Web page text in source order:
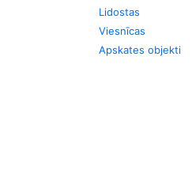
Lidostas
Viesnīcas
Apskates objekti